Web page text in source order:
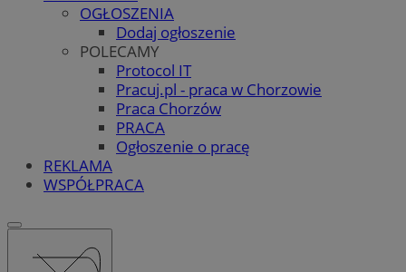
OGŁOSZENIA
Dodaj ogłoszenie
POLECAMY
Protocol IT
Pracuj.pl - praca w Chorzowie
Praca Chorzów
PRACA
Ogłoszenie o pracę
REKLAMA
WSPÓŁPRACA